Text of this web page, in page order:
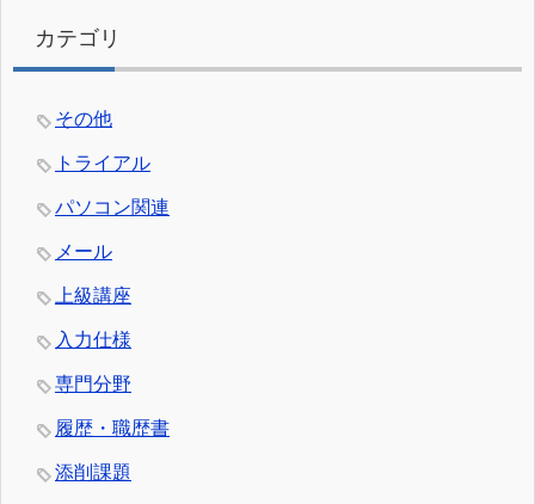
カテゴリ
その他
トライアル
パソコン関連
メール
上級講座
入力仕様
専門分野
履歴・職歴書
添削課題